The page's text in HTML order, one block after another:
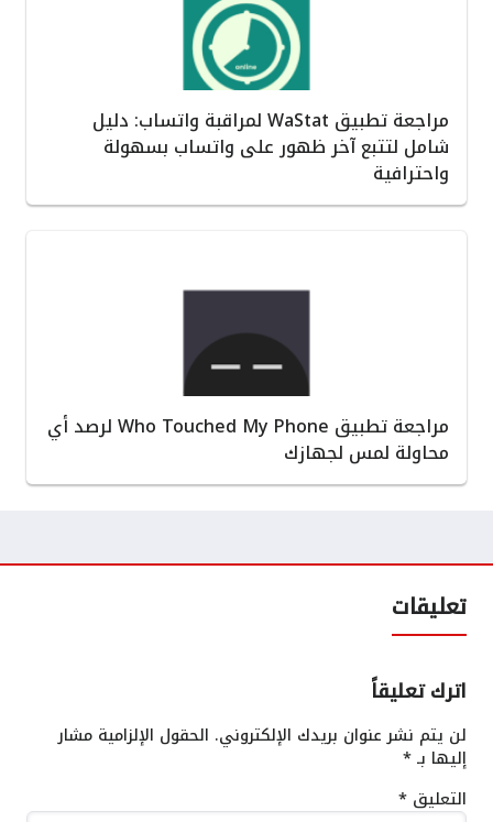
مراجعة تطبيق WaStat لمراقبة واتساب: دليل
شامل لتتبع آخر ظهور على واتساب بسهولة
واحترافية
مراجعة تطبيق Who Touched My Phone لرصد أي
محاولة لمس لجهازك
تعليقات
اترك تعليقاً
لن يتم نشر عنوان بريدك الإلكتروني. الحقول الإلزامية مشار
إليها بـ*
التعليق *